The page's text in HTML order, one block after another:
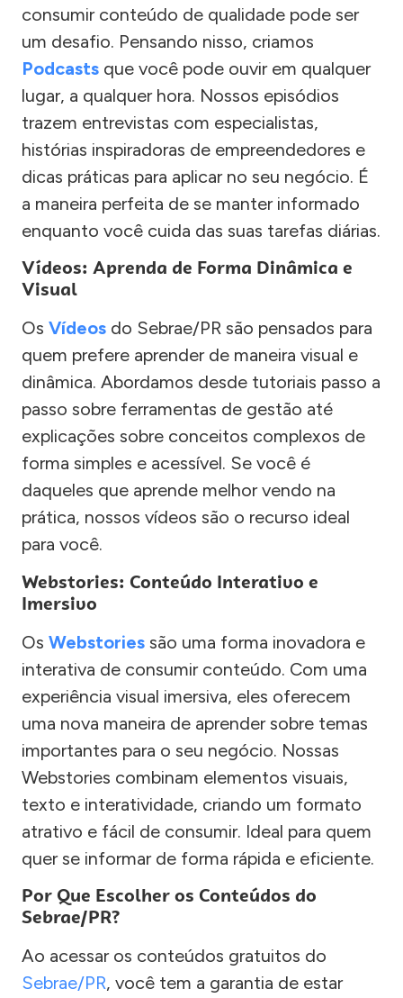
consumir conteúdo de qualidade pode ser
um desafio. Pensando nisso, criamos
Podcasts que você pode ouvir em qualquer
lugar, a qualquer hora. Nossos episódios
trazem entrevistas com especialistas,
histórias inspiradoras de empreendedores e
dicas práticas para aplicar no seu negócio. É
a maneira perfeita de se manter informado
enquanto você cuida das suas tarefas diárias.
Vídeos: Aprenda de Forma Dinâmica e
Visual
Os Vídeos do Sebrae/PR são pensados para
quem prefere aprender de maneira visual e
dinâmica. Abordamos desde tutoriais passo a
passo sobre ferramentas de gestão até
explicações sobre conceitos complexos de
forma simples e acessível. Se você é
daqueles que aprende melhor vendo na
prática, nossos vídeos são o recurso ideal
para você.
Webstories: Conteúdo Interativo e
Imersivo
Os Webstories são uma forma inovadora e
interativa de consumir conteúdo. Com uma
experiência visual imersiva, eles oferecem
uma nova maneira de aprender sobre temas
importantes para o seu negócio. Nossas
Webstories combinam elementos visuais,
texto e interatividade, criando um formato
atrativo e fácil de consumir. Ideal para quem
quer se informar de forma rápida e eficiente.
Por Que Escolher os Conteúdos do
Sebrae/PR?
Ao acessar os conteúdos gratuitos do
Sebrae/PR, você tem a garantia de estar